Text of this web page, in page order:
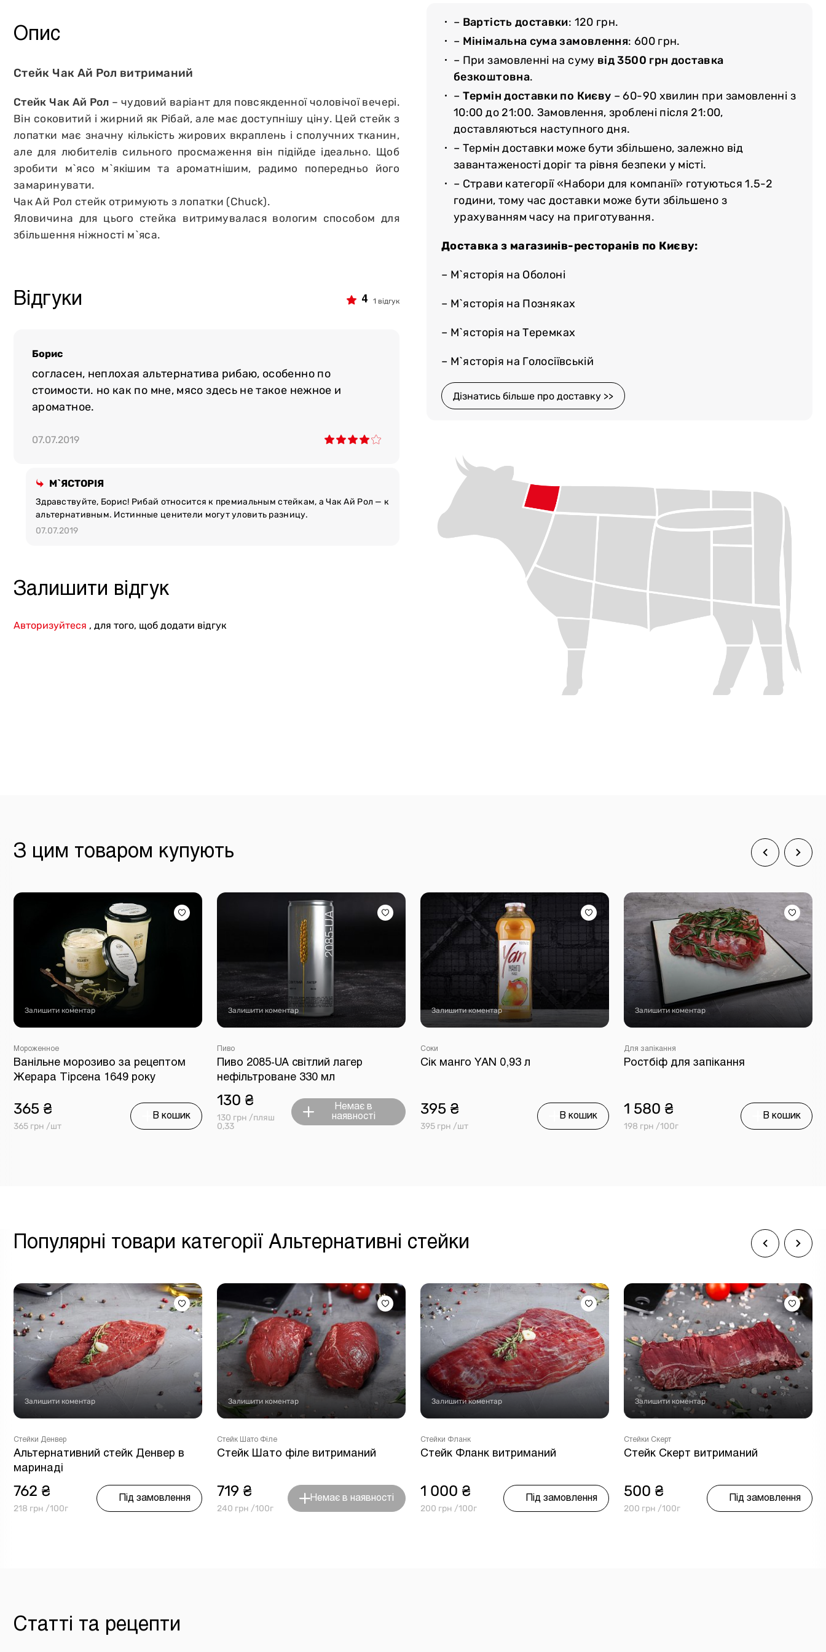
– Вартість доставки: 120 грн.
– Мінімальна сума замовлення: 600 грн.
– При замовленні на суму від 3500 грн доставка
безкоштовна.
– Термін доставки по Києву – 60-90 хвилин при замовленні з
10:00 до 21:00. Замовлення, зроблені після 21:00,
доставляються наступного дня.
– Термін доставки може бути збільшено, залежно від
завантаженості доріг та рівня безпеки у місті.
– Страви категорії «Набори для компанії» готуються 1.5-2
години, тому час доставки може бути збільшено з
урахуванням часу на приготування.
Доставка з магазинів-ресторанів по Києву:
– М`ясторія на Оболоні
– М`ясторія на Позняках
– М`ясторія на Теремках
– М`ясторія на Голосіївській
Дізнатись більше про доставку >>
Опис
Стейк Чак Ай Рол витриманий
Стейк Чак Ай Рол – чудовий варіант для повсякденної чоловічої вечері.
Він соковитий і жирний як Рібай, але має доступнішу ціну. Цей стейк з
лопатки має значну кількість жирових вкраплень і сполучних тканин,
але для любителів сильного просмаження він підійде ідеально. Щоб
зробити м`ясо м`якішим та ароматнішим, радимо попередньо його
замаринувати.
Чак Ай Рол стейк отримують з лопатки (Chuck).
Яловичина для цього стейка витримувалася вологим способом для
збільшення ніжності м`яса.
Відгуки 4 1 відгук
Борис
согласен, неплохая альтернатива рибаю, особенно по
стоимости. но как по мне, мясо здесь не такое нежное и
ароматное.
07.07.2019
М`ЯСТОРІЯ
Здравствуйте, Борис! Рибай относится к премиальным стейкам, а Чак Ай Рол — к
альтернативным. Истинные ценители могут уловить разницу.
07.07.2019
Залишити відгук
Авторизуйтеся , для того, щоб додати відгук
З цим товаром купують
Залишити коментар
Мороженное
Ванільне морозиво за рецептом
Жерара Тірсена 1649 року
365 ₴
365 грн /шт
В кошик
Залишити коментар
Пиво
Пиво 2085-UA світлий лагер
нефільтроване 330 мл
130 ₴
130 грн /пляш
0,33
Немає в
наявності
Залишити коментар
Соки
Сік манго YAN 0,93 л
395 ₴
395 грн /шт
В кошик
Залишити коментар
Для запікання
Ростбіф для запікання
1 580 ₴
198 грн /100г
В кошик
Популярні товари категорії Альтернативні стейки
Залишити коментар
Стейки Денвер
Альтернативний стейк Денвер в
маринаді
762 ₴
218 грн /100г
Під замовлення
Залишити коментар
Стейк Шато Філе
Стейк Шато філе витриманий
719 ₴
240 грн /100г
Немає в наявності
Залишити коментар
Стейки Фланк
Стейк Фланк витриманий
1 000 ₴
200 грн /100г
Під замовлення
Залишити коментар
Стейки Скерт
Стейк Скерт витриманий
500 ₴
200 грн /100г
Під замовлення
Статті та рецепти